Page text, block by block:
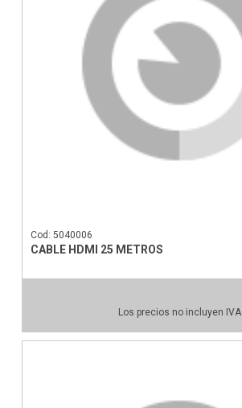
Cod: 5040006
CABLE HDMI 25 METROS
Los precios no incluyen IVA